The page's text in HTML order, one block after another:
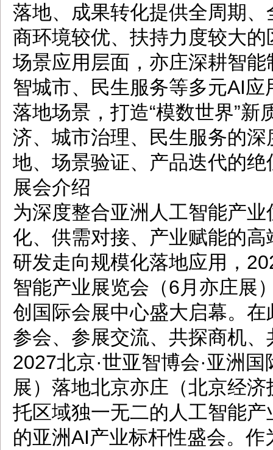
落地、成果转化提供全周期
商环境较优、扶持力度较大的
场景应用层面，亦庄深耕智
智城市、民生服务等多元AI
落地场景，打造“模数世界”
济、城市治理、民生服务的
地、场景验证、产品迭代的
展会介绍
为深度整合亚洲人工智能产
化、供需对接、产业赋能的
研发走向规模化落地应用，
智能产业展览会（6月亦庄展
创国际会展中心盛大启幕。
参会、参展交流、共探商机
2027北京·世亚智博会·亚洲
展）落地北京亦庄（北京经
托区域独一无二的人工智能
的亚洲AI产业标杆性盛会。